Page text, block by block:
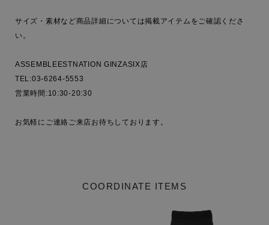
サイズ・素材など商品詳細については掲載アイテムをご確認くださ
い。
ASSEMBLEESTNATION GINZASIX店
TEL:03-6264-5553
営業時間:10:30-20:30
お気軽にご連絡ご来店お待ちしております。
COORDINATE ITEMS